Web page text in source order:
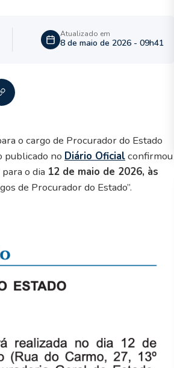
Atualizado em
8 de maio de 2026 - 09h41
o cargo de Procurador do Estado
publicado no Diário Oficialconfirmou
o dia 12 de maio de 2026, às
de Procurador do Estado”.